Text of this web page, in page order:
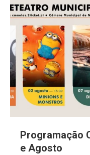
Programação
e Agosto